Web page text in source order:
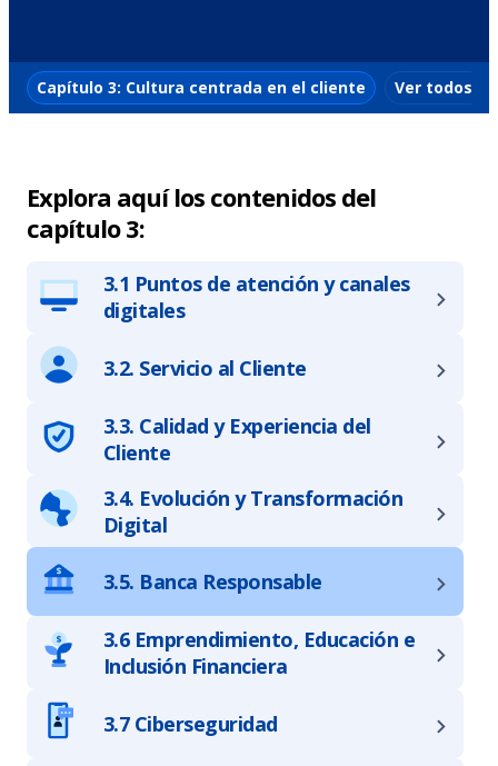
Capítulo 3: Cultura centrada en el cliente Ver todos
Explora aquí los contenidos del
capítulo 3:
3.1 Puntos de atención y canales
digitales
3.2. Servicio al Cliente
3.3. Calidad y Experiencia del
Cliente
3.4. Evolución y Transformación
Digital
3.5. Banca Responsable
3.6 Emprendimiento, Educación e
Inclusión Financiera
3.7 Ciberseguridad